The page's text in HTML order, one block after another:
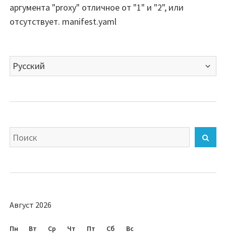
аргумента "proxy" отличное от "1" и "2", или
отсутствует. manifest.yaml
Выбрать
язык
Искать
Август 2026
Пн Вт Ср Чт Пт Сб Вс